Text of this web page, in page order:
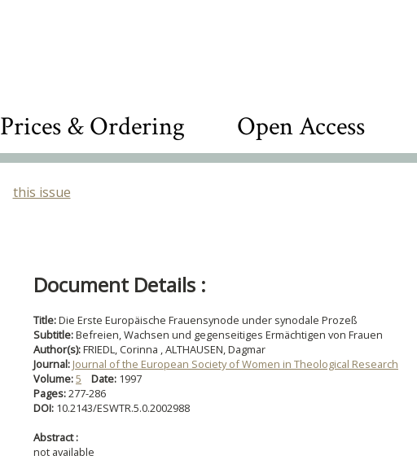
Prices & Ordering Open Access
this issue
Document Details :
Title:Die Erste Europäische Frauensynode under synodale Prozeß
Subtitle:Befreien, Wachsen und gegenseitiges Ermächtigen von Frauen
Author(s):FRIEDL, Corinna , ALTHAUSEN, Dagmar
Journal: Journal of the European Society of Women in Theological Research
Volume:5 Date: 1997
Pages:277-286
DOI: 10.2143/ESWTR.5.0.2002988
Abstract :
not available